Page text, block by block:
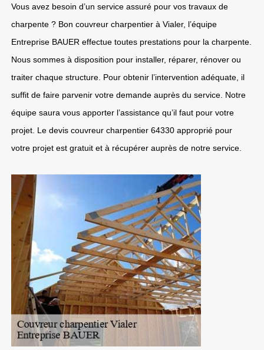
Vous avez besoin d’un service assuré pour vos travaux de
charpente ? Bon couvreur charpentier à Vialer, l’équipe
Entreprise BAUER effectue toutes prestations pour la charpente.
Nous sommes à disposition pour installer, réparer, rénover ou
traiter chaque structure. Pour obtenir l’intervention adéquate, il
suffit de faire parvenir votre demande auprès du service. Notre
équipe saura vous apporter l’assistance qu’il faut pour votre
projet. Le devis couvreur charpentier 64330 approprié pour
votre projet est gratuit et à récupérer auprès de notre service.